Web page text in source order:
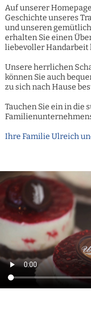
Auf unserer
Geschichte unseres
undunseren
erhalten Sie einen
liebevoller Handarbeit
Unsere herrlichen
können Sie auch
zu sich nach Hause
Tauchen Sie ein in die
Ihre Familie Ulreich